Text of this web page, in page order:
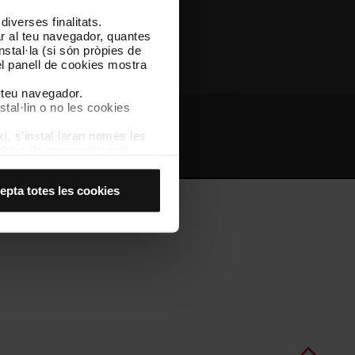
finalitats.
al teu navegador, quantes
(si són pròpies de
panell de cookies mostra
navegador.
o no les cookies
s’instal·laran només les
d’usuari.
totes les cookies
Altres webs de TMB
d'interès Intranet